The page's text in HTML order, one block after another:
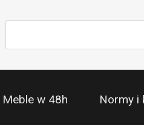
Meble w 48h Normy i